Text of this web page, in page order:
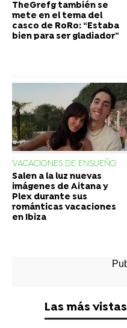
TheGrefg también se
mete en el tema del
casco de RoRo: “Estaba
bien para ser gladiador”
VACACIONES DE ENSUEÑO
Salen a la luz nuevas
imágenes de Aitana y
Plex durante sus
románticas vacaciones
en Ibiza
Las más vistas